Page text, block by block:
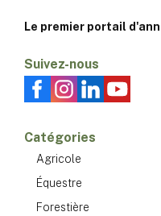
Le premier portail
Suivez-nous
Catégories
Agricole
Équestre
Forestière